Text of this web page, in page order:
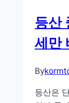
등산
세만
By
등산은